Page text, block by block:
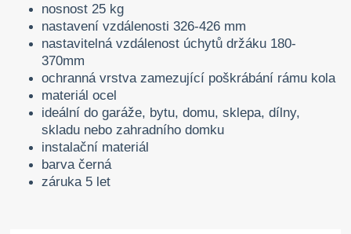
nosnost 25 kg
nastavení vzdálenosti 326-426 mm
nastavitelná vzdálenost úchytů držáku 180-
370mm
ochranná vrstva zamezující poškrábání rámu kola
materiál ocel
ideální do garáže, bytu, domu, sklepa, dílny,
skladu nebo zahradního domku
instalační materiál
barva černá
záruka 5 let